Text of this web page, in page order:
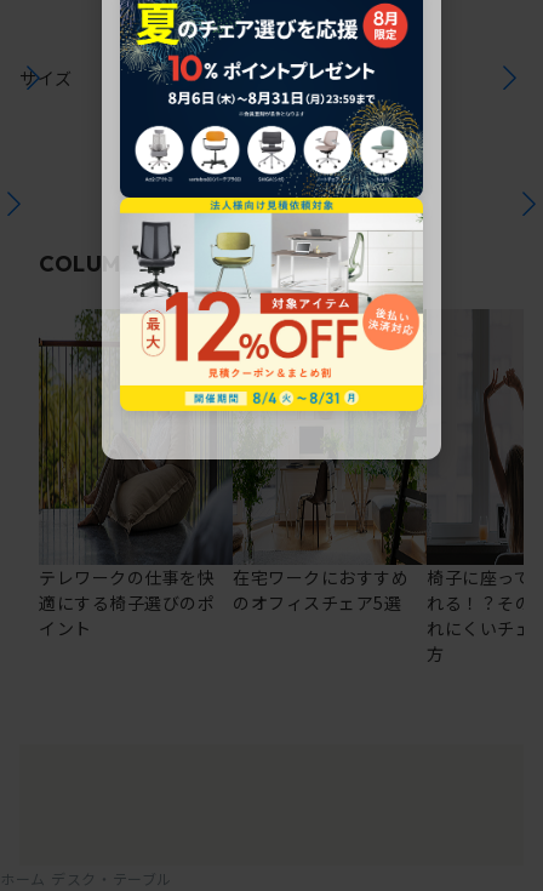
サイズ
COLUMN関連コラム
テレワークの仕事を快
適にする椅子選びのポ
イント
在宅ワークにおすすめ
のオフィスチェア5選
椅子に座って
れる！？その
れにくいチェ
方
ホーム デスク・テーブル